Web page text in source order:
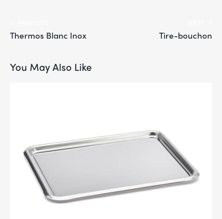
Thermos Blanc Inox Tire-bouchon
You May Also Like